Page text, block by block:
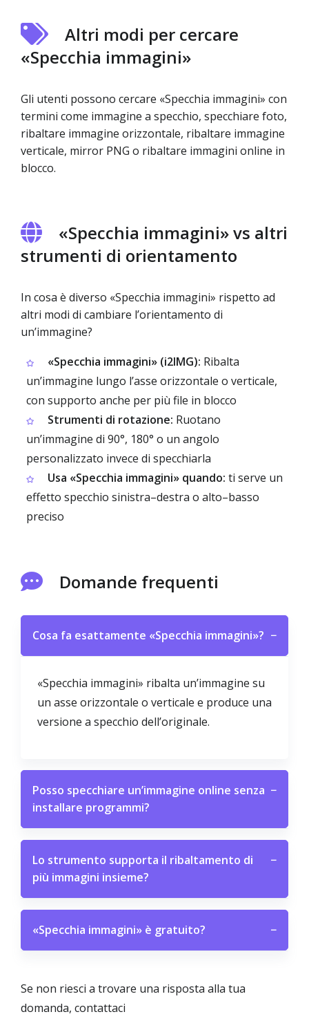
Altri modi per cercare
«Specchia immagini»
Gli utenti possono cercare «Specchia immagini» con
termini come immagine a specchio, specchiare foto,
ribaltare immagine orizzontale, ribaltare immagine
verticale, mirror PNG o ribaltare immagini online in
blocco.
«Specchia immagini» vs altri
strumenti di orientamento
In cosa è diverso «Specchia immagini» rispetto ad
altri modi di cambiare l’orientamento di
un’immagine?
«Specchia immagini» (i2IMG): Ribalta
un’immagine lungo l’asse orizzontale o verticale,
con supporto anche per più file in blocco
Strumenti di rotazione: Ruotano
un’immagine di 90°, 180° o un angolo
personalizzato invece di specchiarla
Usa «Specchia immagini» quando: ti serve un
effetto specchio sinistra–destra o alto–basso
preciso
Domande frequenti
Cosa fa esattamente «Specchia immagini»? −
«Specchia immagini» ribalta un’immagine su
un asse orizzontale o verticale e produce una
versione a specchio dell’originale.
Posso specchiare un’immagine online senza
installare programmi?
−
Lo strumento supporta il ribaltamento di
più immagini insieme?
−
«Specchia immagini» è gratuito? −
Se non riesci a trovare una risposta alla tua
domanda, contattaci